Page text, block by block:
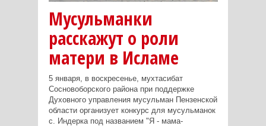
Мусульманки
расскажут о роли
матери в Исламе
5 января, в воскресенье, мухтасибат
Сосновоборского района при поддержке
Духовного управления мусульман Пензенской
области организует конкурс для мусульманок
с. Индерка под названием "Я - мама-